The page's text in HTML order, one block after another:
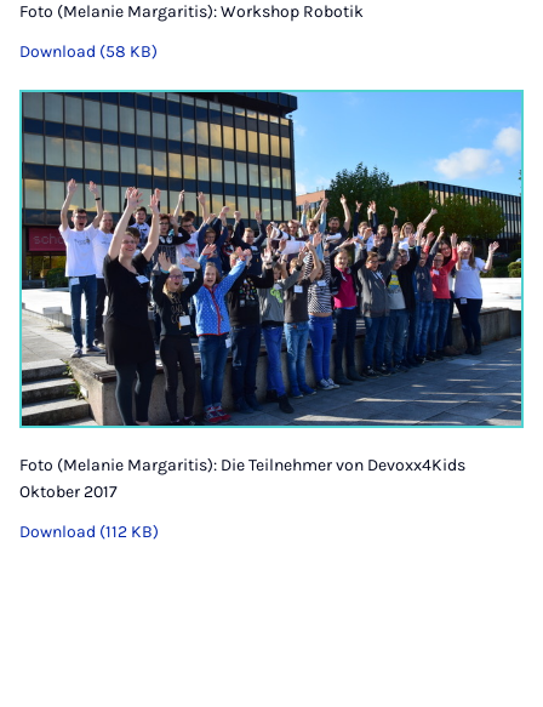
Foto (Melanie Margaritis): Workshop Robotik
Download (58 KB)
Foto (Melanie Margaritis): Die Teilnehmer von Devoxx4Kids
Oktober 2017
Download (112 KB)